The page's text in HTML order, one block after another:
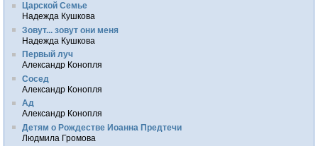
Царской Семье
Надежда Кушкова
Зовут... зовут они меня
Надежда Кушкова
Первый луч
Александр Конопля
Сосед
Александр Конопля
Ад
Александр Конопля
Детям о Рождестве Иоанна Предтечи
Людмила Громова